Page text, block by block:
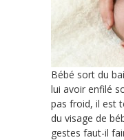
Bébé sort du
lui avoir enfilé
pas froid, il est
du visage de
gestes faut-il